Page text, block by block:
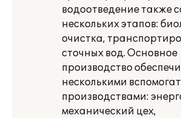
водоотведение также
нескольких этапов:
очистка,
сточных вод. Основное
производство
несколькими
производствами:
механический цех,